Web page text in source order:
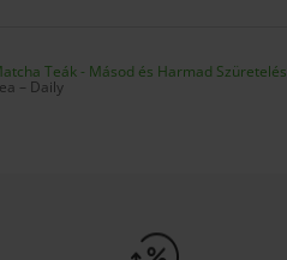
Teák - Másod és Harmad Szüretelés
– Daily